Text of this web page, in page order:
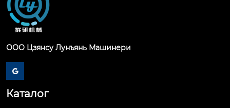
ООО Цзянсу Лунъянь Машинери

Каталог